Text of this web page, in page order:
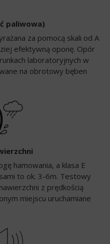
paliwowa)
za pomocą skali od A
efektywną oponę. Opór
laboratoryjnych w
na obrotowy bęben
hamowania, a klasa E
to ok. 3-6m. Testowy
z prędkością
miejscu uruchamiane